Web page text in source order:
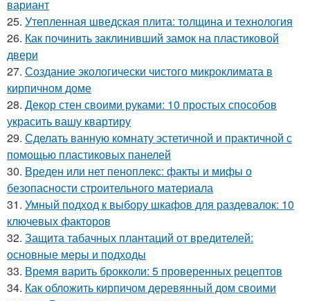
вариант
25. Утепленная шведская плита: толщина и технология
26. Как починить заклинивший замок на пластиковой
двери
27. Создание экологически чистого микроклимата в
кирпичном доме
28. Декор стен своими руками: 10 простых способов
украсить вашу квартиру
29. Сделать ванную комнату эстетичной и практичной с
помощью пластиковых панелей
30. Вреден или нет пеноплекс: факты и мифы о
безопасности строительного материала
31. Умный подход к выбору шкафов для раздевалок: 10
ключевых факторов
32. Защита табачных плантаций от вредителей:
основные меры и подходы
33. Время варить брокколи: 5 проверенных рецептов
34. Как обложить кирпичом деревянный дом своими